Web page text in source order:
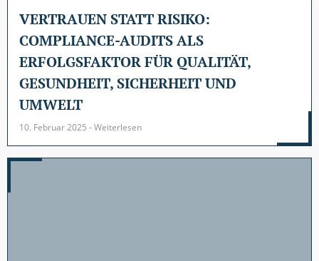
VERTRAUEN STATT RISIKO:
COMPLIANCE-AUDITS ALS
ERFOLGSFAKTOR FÜR QUALITÄT,
GESUNDHEIT, SICHERHEIT UND
UMWELT
10. Februar 2025 - Weiterlesen